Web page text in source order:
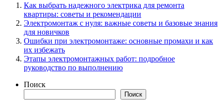
Как выбрать надежного электрика для ремонта
квартиры: советы и рекомендации
Электромонтаж с нуля: важные советы и базовые знания
для новичков
Ошибки при электромонтаже: основные промахи и как
их избежать
Этапы электромонтажных работ: подробное
руководство по выполнению
Поиск
Поиск